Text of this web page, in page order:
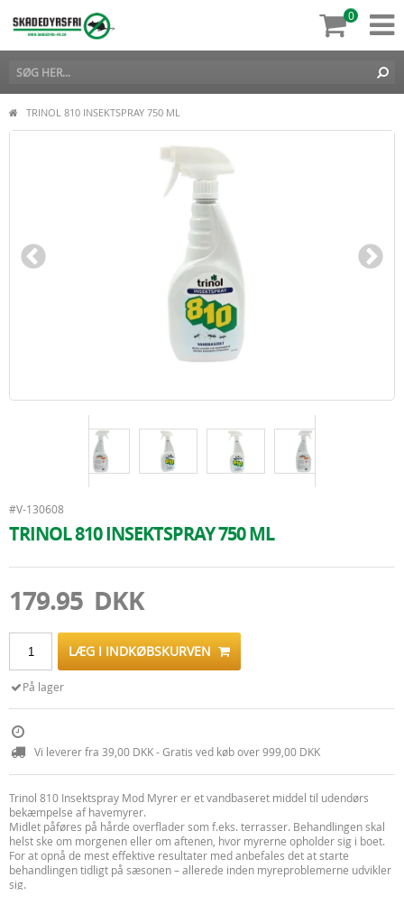
0
TRINOL 810 INSEKTSPRAY 750 ML
#V-130608
TRINOL 810 INSEKTSPRAY 750 ML
179.95 DKK
LÆG I INDKØBSKURVEN
På lager
Vi leverer fra 39,00 DKK - Gratis ved køb over 999,00 DKK
Trinol 810 Insektspray Mod Myrer er et vandbaseret middel til udendørs
bekæmpelse af havemyrer.
Midlet påføres på hårde overflader som f.eks. terrasser. Behandlingen skal
helst ske om morgenen eller om aftenen, hvor myrerne opholder sig i boet.
For at opnå de mest effektive resultater med anbefales det at starte
behandlingen tidligt på sæsonen – allerede inden myreproblemerne udvikler
sig.